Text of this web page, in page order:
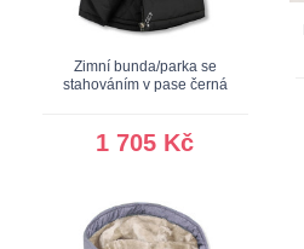
Zimní bunda/parka se
stahováním v pase černá
1 705 Kč